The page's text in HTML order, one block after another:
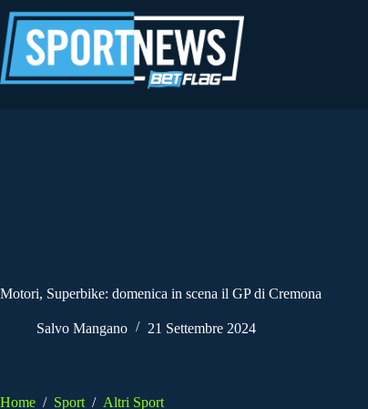
al
contenuto
Motori, Superbike: domenica in scena il GP di Cremona
Salvo Mangano 21 Settembre 2024
Home / Sport / Altri Sport